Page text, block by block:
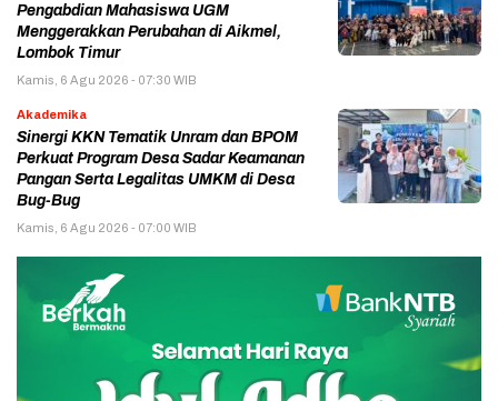
Pengabdian Mahasiswa UGM
Menggerakkan Perubahan di Aikmel,
Lombok Timur
Kamis, 6 Agu 2026 - 07:30 WIB
Akademika
Sinergi KKN Tematik Unram dan BPOM
Perkuat Program Desa Sadar Keamanan
Pangan Serta Legalitas UMKM di Desa
Bug-Bug
Kamis, 6 Agu 2026 - 07:00 WIB